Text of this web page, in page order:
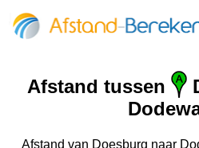
Afstand tussen
Afstand van Doesburg naar